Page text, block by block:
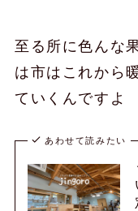
至る所に色んな
は市はこれから
ていくんですよ
あわせて読みたい